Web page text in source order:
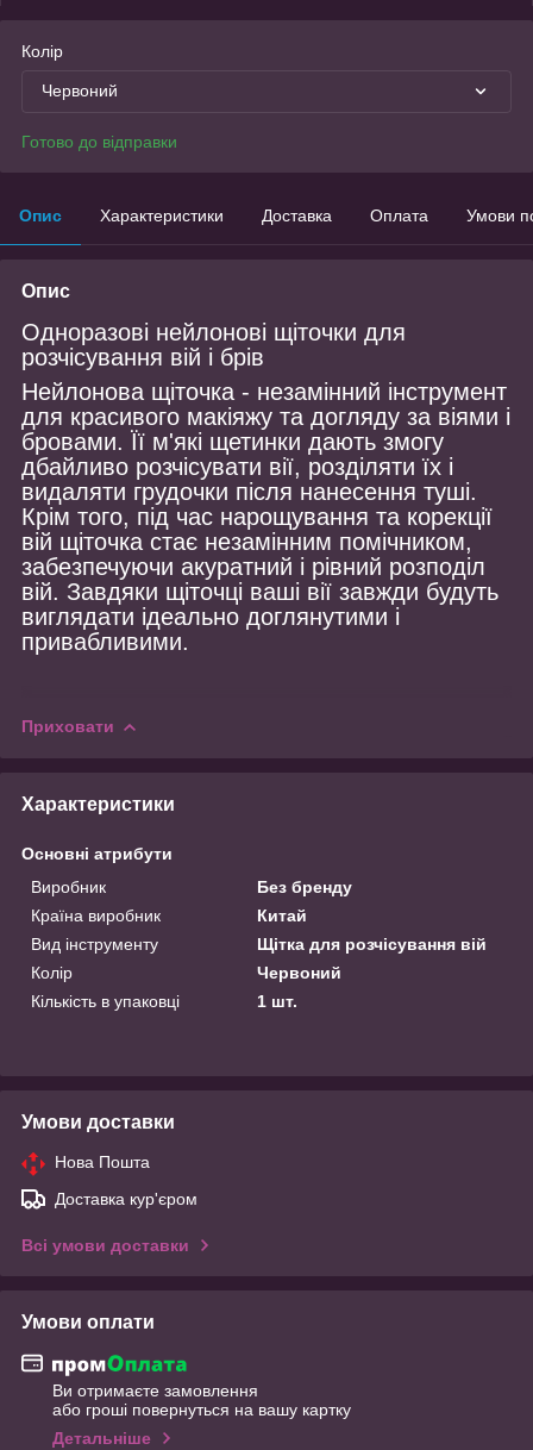
Колір
Червоний
Готово до відправки
Опис Характеристики Доставка Оплата Умови
Опис
Одноразові нейлонові щіточки для
розчісування вій і брів
Нейлонова щіточка - незамінний інструмент
для красивого макіяжу та догляду за віями і
бровами. Її м'які щетинки дають змогу
дбайливо розчісувати вії, розділяти їх і
видаляти грудочки після нанесення туші.
Крім того, під час нарощування та корекції
вій щіточка стає незамінним помічником,
забезпечуючи акуратний і рівний розподіл
вій. Завдяки щіточці ваші вії завжди будуть
виглядати ідеально доглянутими і
привабливими.
Приховати
Характеристики
Основні атрибути
Виробник
Без бренду
Країна виробник
Китай
Вид інструменту
Щітка для розчісування вій
Колір
Червоний
Кількість в упаковці
1 шт.
Умови доставки
Нова Пошта
Доставка кур'єром
Всі умови доставки
Умови оплати
Ви отримаєте замовлення
або гроші повернуться на вашу картку
Детальніше